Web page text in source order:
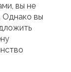
вы не
Однако вы